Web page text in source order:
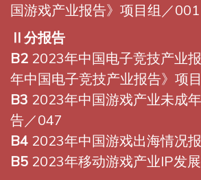
国游戏产业报告》项目组／001
Ⅱ分报告
B2 2023年中国电子竞技产业
年中国电子竞技产业报告》项
B3 2023年中国游戏产业未成
告／047
B4 2023年中国游戏出海情况
B5 2023年移动游戏产业IP发